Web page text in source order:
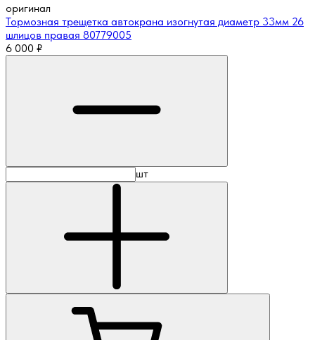
оригинал
Тормозная трещетка автокрана изогнутая диаметр 33мм 26
шлицов правая 80779005
6 000 ₽
шт